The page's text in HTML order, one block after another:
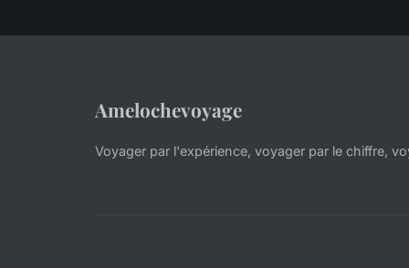
Amelochevoyage
Voyager par l'expérience, voyager par le chiffre,